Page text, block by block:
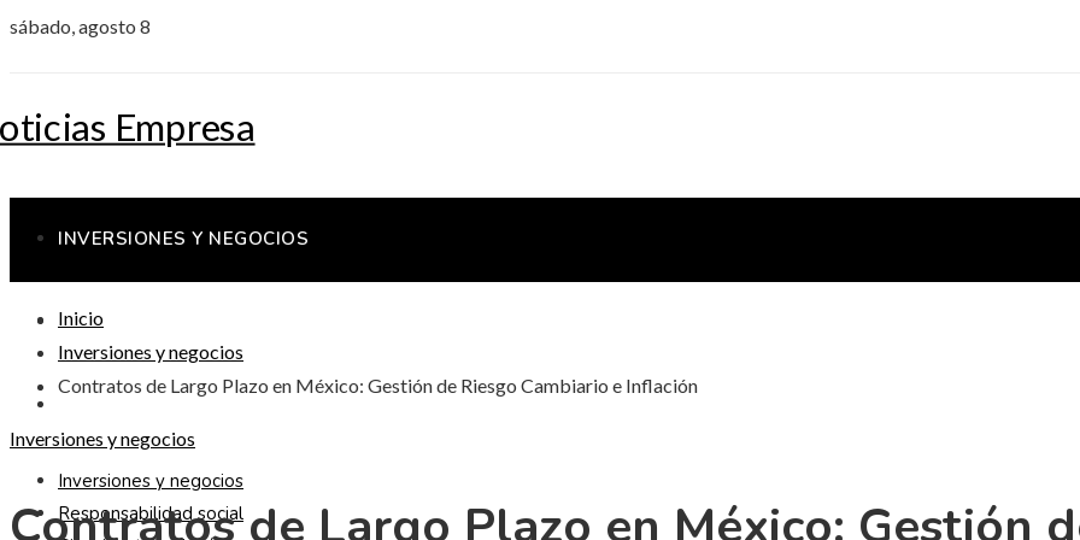
sábado, agosto 8
INVERSIONES Y NEGOCIOS
RESPONSABILIDAD SOCIAL
Inversiones y negocios
Responsabilidad social
Inicio
Inversiones y negocios
Contratos de Largo Plazo en México: Gestión de Riesgo Cambiario e Inflación
Inversiones y negocios
Contratos de Largo Plazo en México: Gestión